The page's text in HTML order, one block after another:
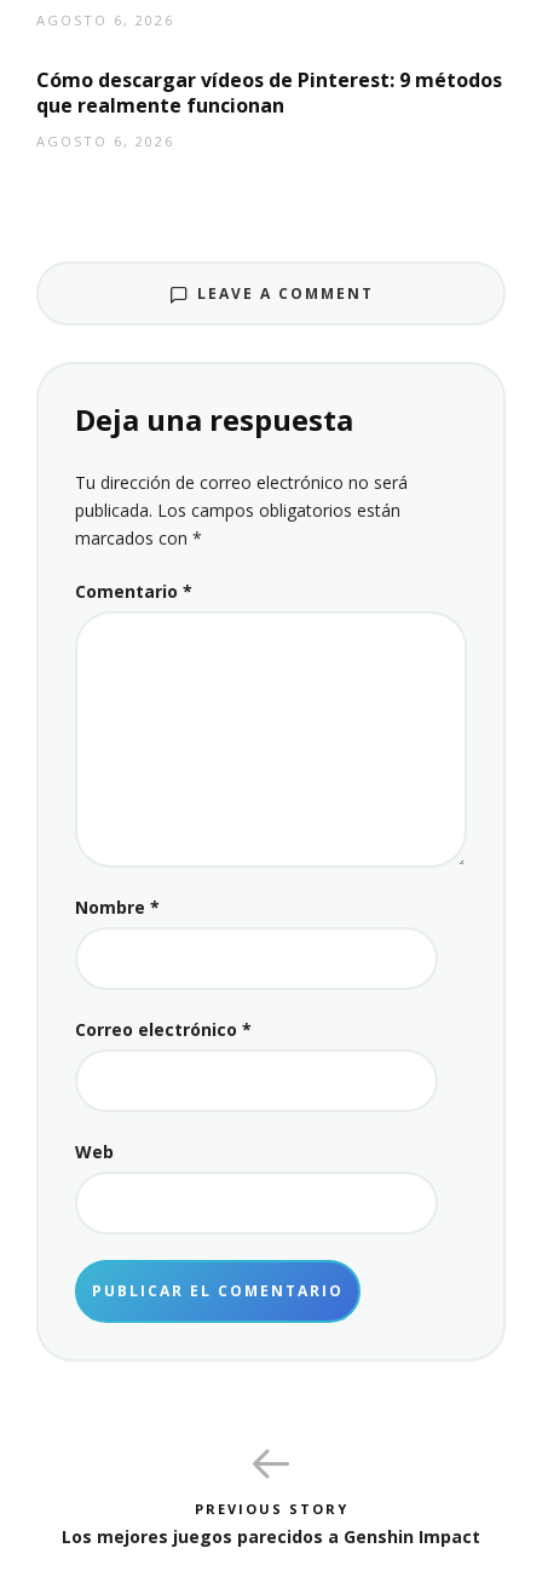
AGOSTO 6, 2026
Cómo descargar vídeos de Pinterest: 9 métodos
que realmente funcionan
AGOSTO 6, 2026
LEAVE A COMMENT
Deja una respuesta
Tu dirección de correo electrónico no será
publicada. Los campos obligatorios están
marcados con *
Comentario *
Nombre *
Correo electrónico *
Web
PREVIOUS STORY
Los mejores juegos parecidos a Genshin Impact